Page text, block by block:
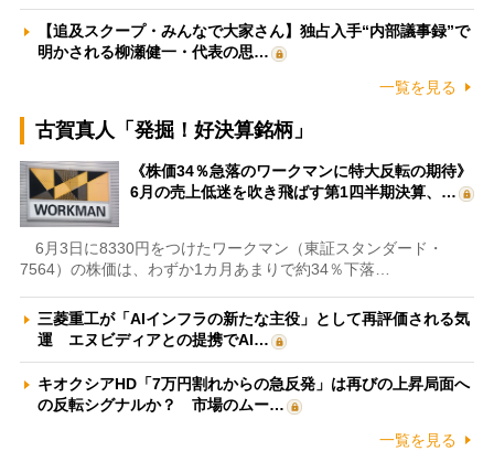
【追及スクープ・みんなで大家さん】独占入手“内部議事録”で
明かされる柳瀬健一・代表の思…
一覧を見る
古賀真人「発掘！好決算銘柄」
《株価34％急落のワークマンに特大反転の期待》
6月の売上低迷を吹き飛ばす第1四半期決算、…
6月3日に8330円をつけたワークマン（東証スタンダード・
7564）の株価は、わずか1カ月あまりで約34％下落…
三菱重工が「AIインフラの新たな主役」として再評価される気
運 エヌビディアとの提携でAI…
キオクシアHD「7万円割れからの急反発」は再びの上昇局面へ
の反転シグナルか？ 市場のムー…
一覧を見る